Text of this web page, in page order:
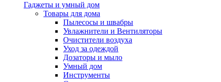
Гаджеты и умный дом
Товары для дома
Пылесосы и швабры
Увлажнители и Вентиляторы
Очистители воздуха
Уход за одеждой
Дозаторы и мыло
Умный дом
Инструменты